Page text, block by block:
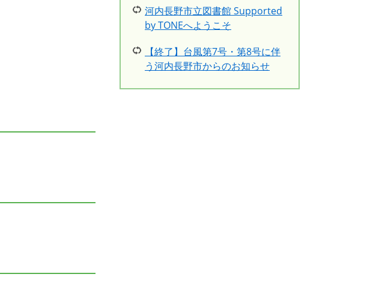
河内長野市立図書館 Supported
by TONEへようこそ
【終了】台風第7号・第8号に伴
う河内長野市からのお知らせ